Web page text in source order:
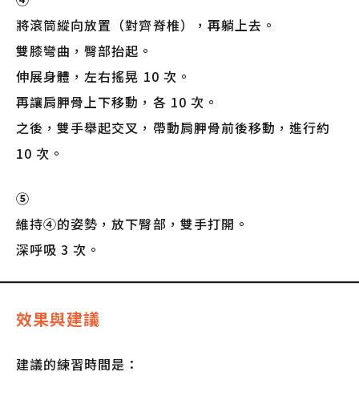
將滾筒縱向放置（對齊脊椎），再躺上去。
雙膝彎曲，臀部抬起。
伸展身體，左右搖晃 10 次。
再讓肩胛骨上下移動，各 10 次。
之後，雙手舉起交叉，帶動肩胛骨前後移動，進行約
10 次。
⑤
維持④的姿勢，放下臀部，雙手打開。
深呼吸 3 次。
效果與建議
建議的練習時間是：